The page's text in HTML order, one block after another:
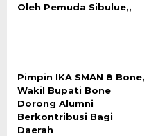
Oleh Pemuda Sibulue,,
Pimpin IKA SMAN 8 Bone,
Wakil Bupati Bone
Dorong Alumni
Berkontribusi Bagi
Daerah